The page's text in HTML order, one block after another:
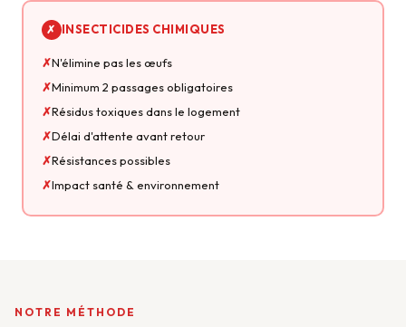
✗ INSECTICIDES CHIMIQUES
N'élimine pas les œufs
Minimum 2 passages obligatoires
Résidus toxiques dans le logement
Délai d'attente avant retour
Résistances possibles
Impact santé & environnement
NOTRE MÉTHODE